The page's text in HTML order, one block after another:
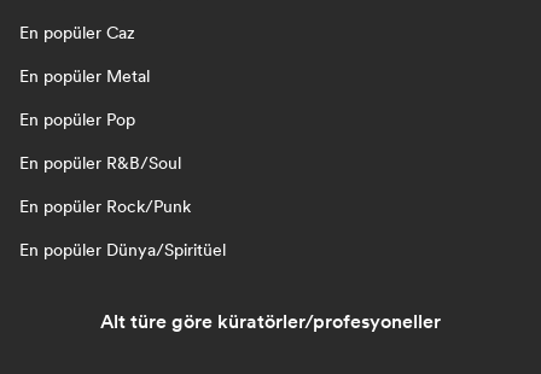
En popüler Caz
En popüler Metal
En popüler Pop
En popüler R&B/Soul
En popüler Rock/Punk
En popüler Dünya/Spiritüel
Alt türe göre küratörler/profesyoneller